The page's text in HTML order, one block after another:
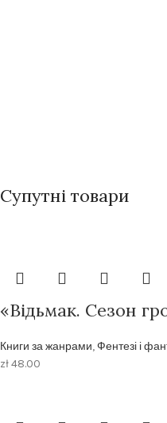
Супутні товари
«Відьмак. Сезон
Книги за жанрами,Фентезі і
zł48.00